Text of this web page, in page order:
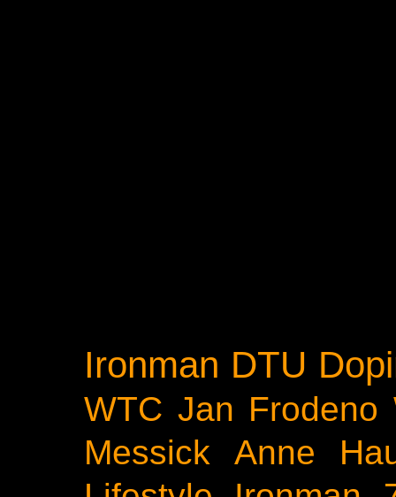
Ironman DTU
WTC Jan Frodeno
Messick
Anne